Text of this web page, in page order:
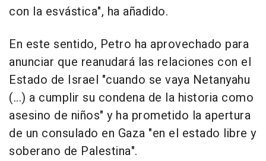
con la esvástica", ha añadido.
En este sentido, Petro ha aprovechado para
anunciar que reanudará las relaciones con el
Estado de Israel "cuando se vaya Netanyahu
(...) a cumplir su condena de la historia como
asesino de niños" y ha prometido la apertura
de un consulado en Gaza "en el estado libre y
soberano de Palestina".